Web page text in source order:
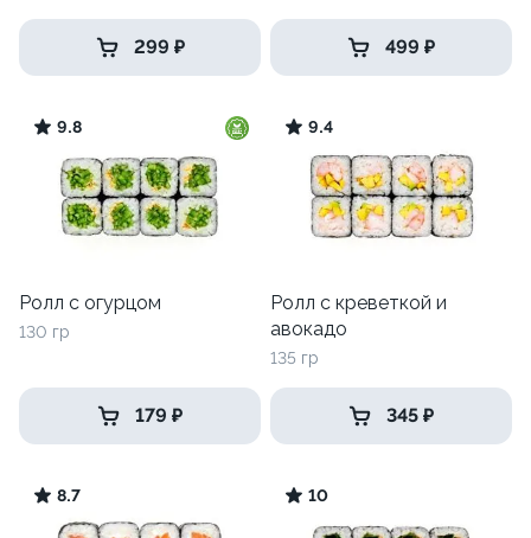
299 ₽ 499 ₽
9.8
Ролл с огурцом
130 гр
179 ₽
9.4
Ролл с креветкой и
авокадо
135 гр
345 ₽
8.7 10